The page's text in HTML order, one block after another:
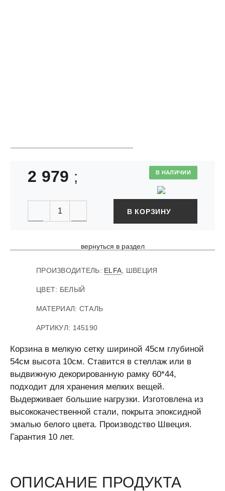
2 979 ; В НАЛИЧИИ
В КОРЗИНУ
вернуться в раздел
ПРОИЗВОДИТЕЛЬ: ELFA , ШВЕЦИЯ
ЦВЕТ: БЕЛЫЙ
МАТЕРИАЛ: СТАЛЬ
АРТИКУЛ: 145190
Корзина в мелкую сетку шириной 45см глубиной
54см высота 10см. Ставится в стеллаж или в
выдвижную декорированную рамку 60*44,
подходит для хранения мелких вещей.
Выдерживает большие нагрузки. Изготовлена из
высококачественной стали, покрыта эпоксидной
эмалью белого цвета. Производство Швеция.
Гарантия 10 лет.
ОПИСАНИЕ ПРОДУКТА